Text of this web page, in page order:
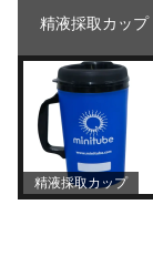
精液採取カップ
精液採取カップ